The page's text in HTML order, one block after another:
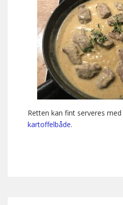
Retten kan fint serveres med
kartoffelbåde.